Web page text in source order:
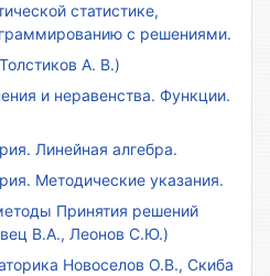
статистике,
с решениями.
А. В.)
и неравенства. Функции.
Линейная алгебра.
Методические указания.
Принятия решений
В.А., Леонов С.Ю.)
Новоселов О.В., Скиба